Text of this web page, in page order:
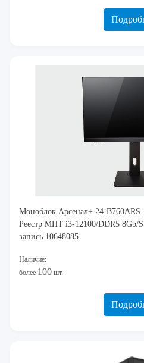
Моноблок Арсенал+ 24-
Реестр МПТ i3-12100/DDR5 8Gb/
запись 10648085
Наличие:
более 100 шт.